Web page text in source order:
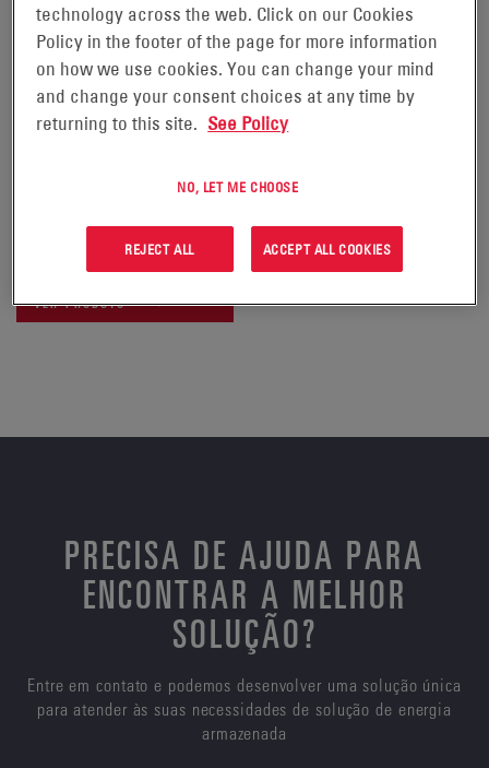
VER PRODUTO
PRECISA DE AJUDA PARA
ENCONTRAR A MELHOR
SOLUÇÃO?
Entre em contato e podemos desenvolver uma solução única
para atender às suas necessidades de solução de energia
armazenada
technology across the web. Click on our Cookies
Policy in the footer of the page for more information
on how we use cookies. You can change your mind
and change your consent choices at any time by
returning to this site. See Policy
NO, LET ME CHOOSE
REJECT ALL ACCEPT ALL COOKIES